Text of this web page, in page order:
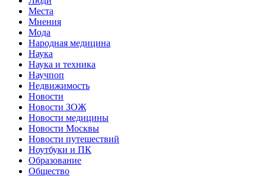
Места
Мнения
Мода
Народная медицина
Наука
Наука и техника
Научпоп
Недвижимость
Новости
Новости ЗОЖ
Новости медицины
Новости Москвы
Новости путешествий
Ноутбуки и ПК
Образование
Общество